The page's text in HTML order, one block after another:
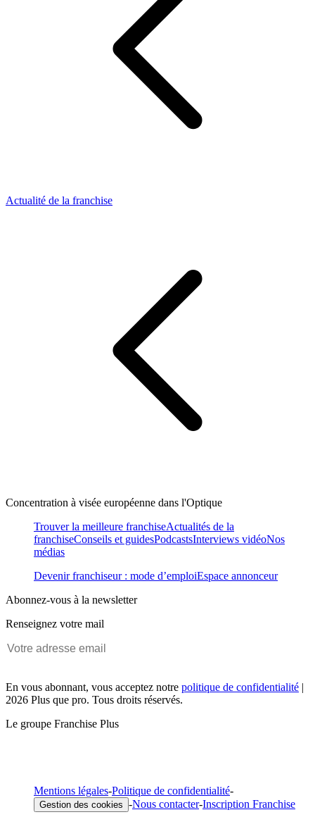
Actualité de la franchise
Concentration à visée européenne dans l'Optique
Trouver la meilleure franchiseActualités de la
franchiseConseils et guidesPodcastsInterviews vidéoNos
médias
Devenir franchiseur : mode d’emploiEspace annonceur
Abonnez-vous à la newsletter
Renseignez votre mail
En vous abonnant, vous acceptez notre politique de confidentialité |
2026 Plus que pro. Tous droits réservés.
Le groupe Franchise Plus
Mentions légales-Politique de confidentialité-
Gestion des cookies -Nous contacter-Inscription Franchise